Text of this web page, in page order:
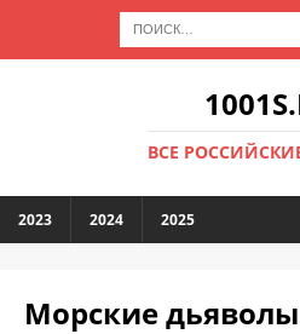
ВСЕ
2023 2024 2025
Морские